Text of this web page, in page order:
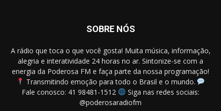
SOBRE NÓS
A rádio que toca o que você gosta! Muita música, informação,
alegria e interatividade 24 horas no ar. Sintonize-se com a
energia da Poderosa FM e faça parte da nossa programação!
Transmitindo emoção para todo o Brasil e o mundo.
Fale conosco: 41 98481-1512
Siga nas redes sociais:
@poderosaradiofm